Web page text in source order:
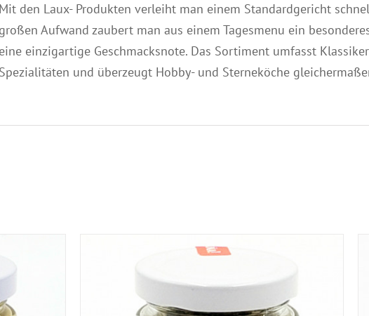
Mit den Laux- Produkten verleiht man einem Standardgericht
großen Aufwand zaubert man aus einem Tagesmenu ein
eine einzigartige Geschmacksnote. Das Sortiment umfasst
Spezialitäten und überzeugt Hobby- und Sterneköche